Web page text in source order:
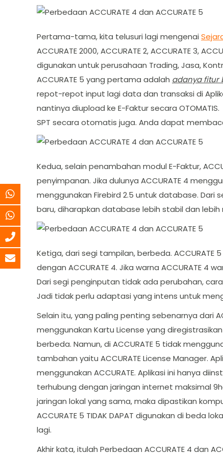
Pertama-tama, kita telusuri lagi mengenai
ACCURATE 2000, ACCURATE 2, ACCURATE 3,
digunakan untuk perusahaan Trading, Jasa,
ACCURATE 5 yang pertama adalah adanya fitur
repot-repot input lagi data dan transaksi di
nantinya diupload ke E-Faktur secara
SPT secara otomatis juga. Anda dapat
Kedua, selain penambahan modul E-Faktur,
penyimpanan. Jika dulunya ACCURATE 4
menggunakan Firebird 2.5 untuk database. Dari
baru, diharapkan database lebih stabil dan lebih
Ketiga, dari segi tampilan, berbeda.
dengan ACCURATE 4. Jika warna ACCURATE 4
Dari segi penginputan tidak ada perubahan,
Jadi tidak perlu adaptasi yang intens untuk
Selain itu, yang paling penting sebenarnya dari
menggunakan Kartu License yang
berbeda. Namun, di ACCURATE 5 tidak
tambahan yaitu ACCURATE License Manager.
menggunakan ACCURATE. Aplikasi ini hanya
terhubung dengan jaringan internet maksimal
jaringan lokal yang sama, maka dipastikan
ACCURATE 5 TIDAK DAPAT digunakan di beda
lagi.
Akhir kata, itulah Perbedaan ACCURATE 4 dan